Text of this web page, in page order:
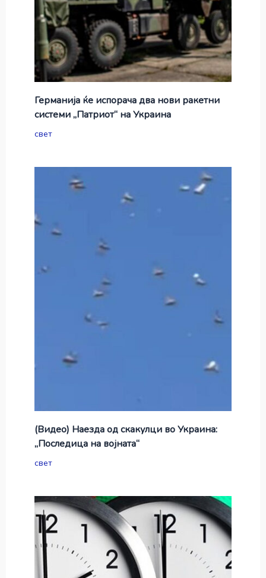
Германија ќе испорача два нови ракетни
системи „Патриот“ на Украина
свет
(Видео) Наезда од скакулци во Украина:
„Последица на војната“
свет